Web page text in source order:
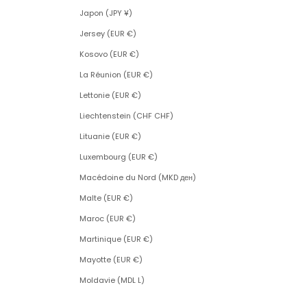
Japon (JPY ¥)
Jersey (EUR €)
Kosovo (EUR €)
La Réunion (EUR €)
Lettonie (EUR €)
Liechtenstein (CHF CHF)
Lituanie (EUR €)
Luxembourg (EUR €)
Macédoine du Nord (MKD ден)
Malte (EUR €)
Maroc (EUR €)
Martinique (EUR €)
Mayotte (EUR €)
Moldavie (MDL L)